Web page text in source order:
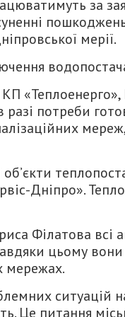
за
мерії.
потреби
Дніпро».
Філатова
цьому
мережах.
ситуацій
Це питання